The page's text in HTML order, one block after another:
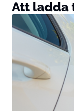
Att ladda